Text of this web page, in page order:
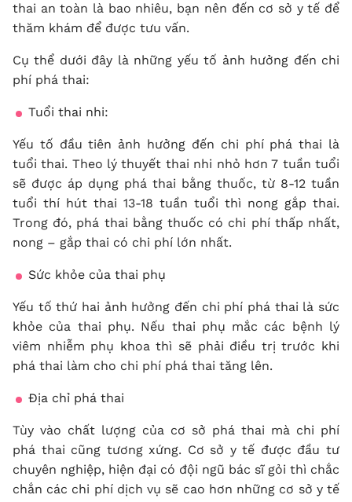
thai an toàn là bao nhiêu, bạn nên đến cơ sở y tế để
thăm khám để được tưu vấn.
Cụ thể dưới đây là những yếu tố ảnh hưởng đến chi
phí phá thai:
Tuổi thai nhi:
Yếu tố đầu tiên ảnh hưởng đến chi phí phá thai là
tuổi thai. Theo lý thuyết thai nhi nhỏ hơn 7 tuần tuổi
sẽ được áp dụng phá thai bằng thuốc, từ 8-12 tuần
tuổi thí hút thai 13-18 tuần tuổi thì nong gắp thai.
Trong đó, phá thai bằng thuốc có chi phí thấp nhất,
nong – gắp thai có chi phí lớn nhất.
Sức khỏe của thai phụ
Yếu tố thứ hai ảnh hưởng đến chi phí phá thai là sức
khỏe của thai phụ. Nếu thai phụ mắc các bệnh lý
viêm nhiễm phụ khoa thì sẽ phải điều trị trước khi
phá thai làm cho chi phí phá thai tăng lên.
Địa chỉ phá thai
Tùy vào chất lượng của cơ sở phá thai mà chi phí
phá thai cũng tương xứng. Cơ sở y tế được đầu tư
chuyên nghiệp, hiện đại có đội ngũ bác sĩ gỏi thì chắc
chắn các chi phí dịch vụ sẽ cao hơn những cơ sở y tế